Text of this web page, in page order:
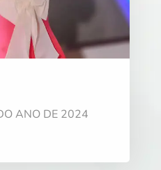
ANO DE 2024